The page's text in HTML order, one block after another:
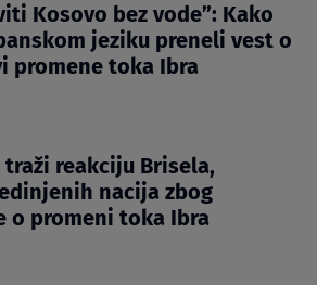
Kosovo bez vode”: Kako
jeziku preneli vest o
promene toka Ibra
reakciju Brisela,
nacija zbog
o promeni toka Ibra